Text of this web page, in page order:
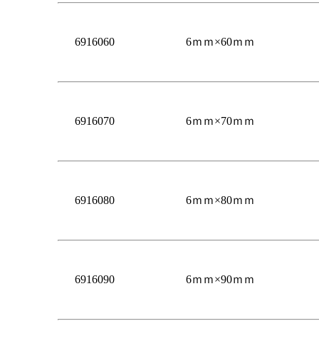
6916060 6ｍｍ×60ｍｍ
6916070 6ｍｍ×70ｍｍ
6916080 6ｍｍ×80ｍｍ
6916090 6ｍｍ×90ｍｍ